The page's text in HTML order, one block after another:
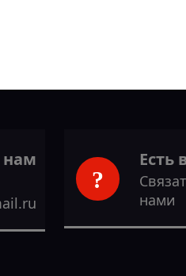
Есть
нами